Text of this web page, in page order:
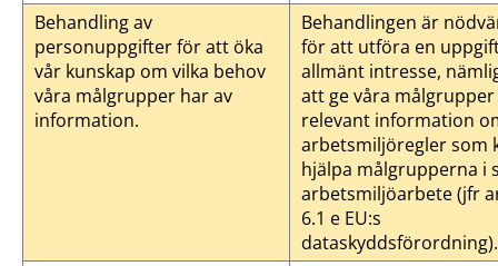
Behandling av
personuppgifter för att öka
vår kunskap om vilka behov
våra målgrupper har av
information.
Behandlingen är
för att utföra en
allmänt intresse,
att ge våra målgrupper
relevant information
arbetsmiljöregler som
hjälpa målgrupperna i
arbetsmiljöarbete (jfr
6.1 e EU:s